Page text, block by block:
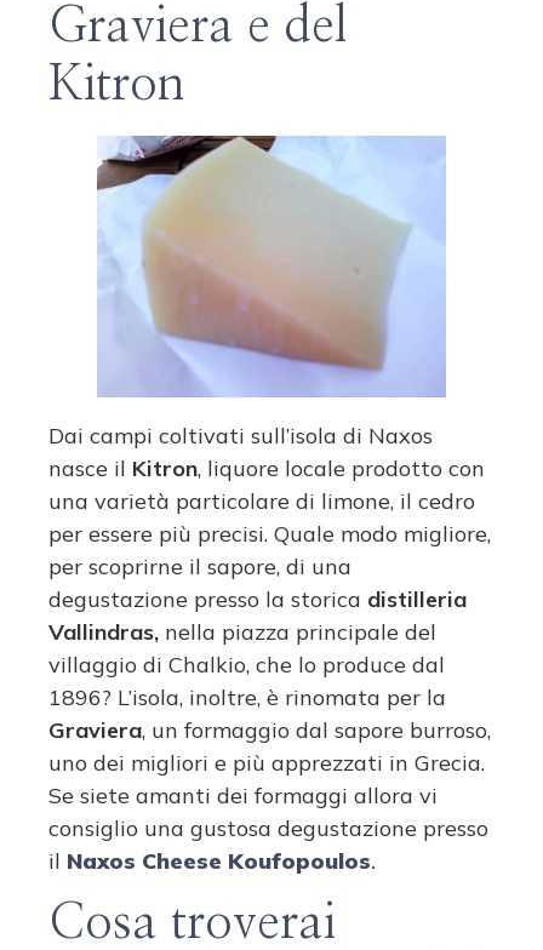
Graviera e del
Kitron
Dai campi coltivati sull’isola di Naxos
nasce il Kitron, liquore locale prodotto con
una varietà particolare di limone, il cedro
per essere più precisi. Quale modo migliore,
per scoprirne il sapore, di una
degustazione presso la storica distilleria
Vallindras, nella piazza principale del
villaggio di Chalkio, che lo produce dal
1896? L’isola, inoltre, è rinomata per la
Graviera, un formaggio dal sapore burroso,
uno dei migliori e più apprezzati in Grecia.
Se siete amanti dei formaggi allora vi
consiglio una gustosa degustazione presso
il Naxos Cheese Koufopoulos.
Cosa troverai